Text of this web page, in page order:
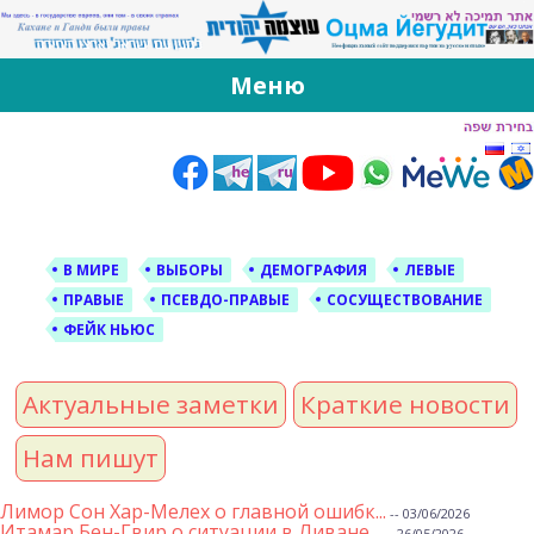
За Оцма Йегудит
עוצמה יהודית ברוסית ובעברית
Меню
В МИРЕ ВЫБОРЫ ДЕМОГРАФИЯ
ЛЕВЫЕ
ПРАВЫЕ
ПСЕВДО-ПРАВЫЕ
СОСУЩЕСТВОВАНИЕ
ФЕЙК НЬЮС
Актуальные заметки
Краткие новости
Нам пишут
Лимор Сон Хар-Мелех о главной ошибк... -- 03/06/2026